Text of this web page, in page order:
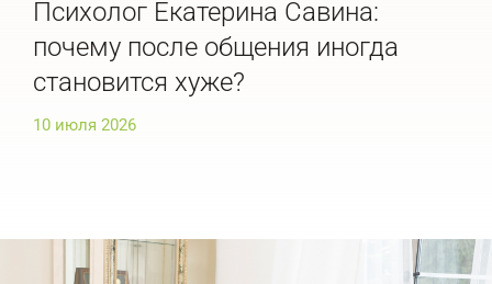
Психолог Екатерина Савина:
почему после общения иногда
становится хуже?
10 июля 2026